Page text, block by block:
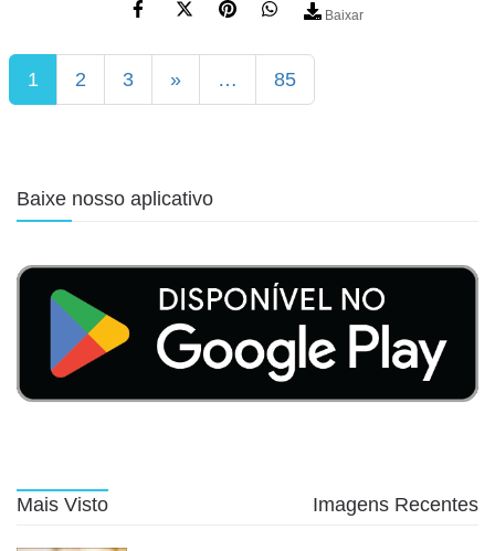
Baixar
1 2 3 » … 85
Baixe nosso aplicativo
Mais Visto Imagens Recentes